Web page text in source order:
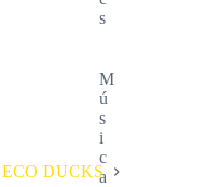
s
M
ú
s
i
c
a
ECO DUCKS